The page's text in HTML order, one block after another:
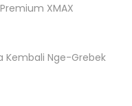
XMAX
Kembali Nge-Grebek